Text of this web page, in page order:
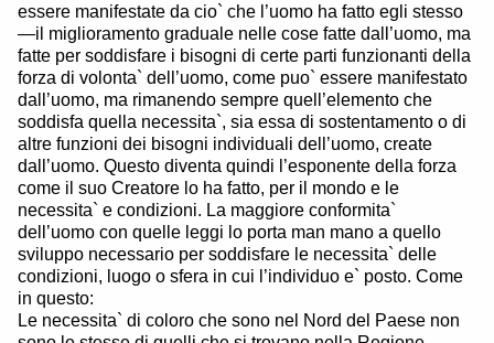
essere manifestate da cio` che l’uomo ha fatto egli stesso
—il miglioramento graduale nelle cose fatte dall’uomo, ma
fatte per soddisfare i bisogni di certe parti funzionanti della
forza di volonta` dell’uomo, come puo` essere manifestato
dall’uomo, ma rimanendo sempre quell’elemento che
soddisfa quella necessita`, sia essa di sostentamento o di
altre funzioni dei bisogni individuali dell’uomo, create
dall’uomo. Questo diventa quindi l’esponente della forza
come il suo Creatore lo ha fatto, per il mondo e le
necessita` e condizioni. La maggiore conformita`
dell’uomo con quelle leggi lo porta man mano a quello
sviluppo necessario per soddisfare le necessita` delle
condizioni, luogo o sfera in cui l’individuo e` posto. Come
in questo:
Le necessita` di coloro che sono nel Nord del Paese non